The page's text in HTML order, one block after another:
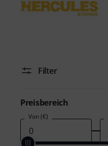
Filter
Preisbereich
Von (€)